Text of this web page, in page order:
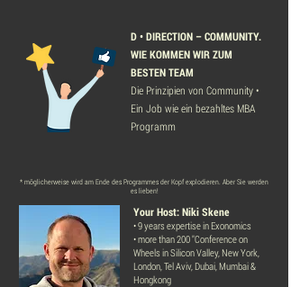
D • DIRECTION – COMMUNITY.
WIE KOMMEN WIR ZUM
BESTEN TEAM
Die Prinzipien von Community •
Ein Job wie ein bezahltes MBA
Programm
* möglicherweise wird am Ende des Programmes der Kopf explodieren. Aber Sie werden
es lieben!
Your Host: Niki Skene
• 9 years expertise in Exonomics
• more than 200 "Conference on
Wheels in Silicon Valley, New York,
London, Tel Aviv, Dubai, Mumbai &
Hongkong